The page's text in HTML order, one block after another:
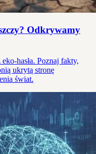
Odkrywamy
hasła. Poznaj fakty,
ukrytą stronę
świat.